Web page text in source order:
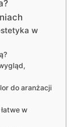
w
do aranżacji
w